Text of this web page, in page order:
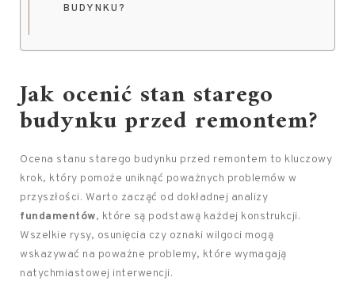
BUDYNKU?
Jak ocenić stan starego
budynku przed remontem?
Ocena stanu starego budynku przed remontem to kluczowy
krok, który pomoże uniknąć poważnych problemów w
przyszłości. Warto zacząć od dokładnej analizy
fundamentów, które są podstawą każdej konstrukcji.
Wszelkie rysy, osunięcia czy oznaki wilgoci mogą
wskazywać na poważne problemy, które wymagają
natychmiastowej interwencji.